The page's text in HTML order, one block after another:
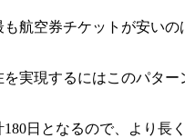
航空券チケットが安い
実現するにはこのパター
日となるので、より長